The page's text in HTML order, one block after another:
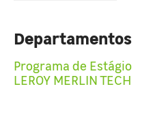
Departamentos
Programa de Estágio
LEROY MERLIN TECH